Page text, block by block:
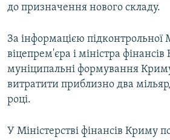
до призначення нового складу.
За інформацією підконтрольної
віцепрем'єра і міністра
муніципальні формування
витратити приблизно два
році.
У Міністерстві фінансів Криму